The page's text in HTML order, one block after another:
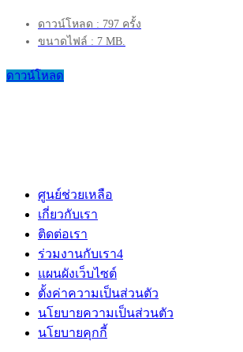
ดาวน์โหลด : 797 ครั้ง
ขนาดไฟล์ : 7 MB.
ดาวน์โหลด
ศูนย์ช่วยเหลือ
เกี่ยวกับเรา
ติดต่อเรา
ร่วมงานกับเรา4
แผนผังเว็บไซต์
ตั้งค่าความเป็นส่วนตัว
นโยบายความเป็นส่วนตัว
นโยบายคุกกี้